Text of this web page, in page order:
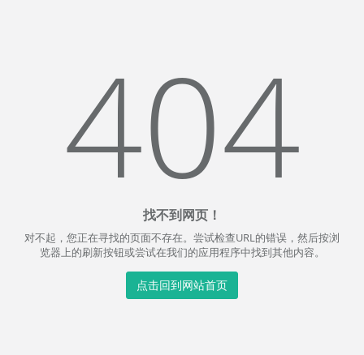
404
找不到网页！
对不起，您正在寻找的页面不存在。尝试检查URL的错误，然后按浏
览器上的刷新按钮或尝试在我们的应用程序中找到其他内容。
点击回到网站首页